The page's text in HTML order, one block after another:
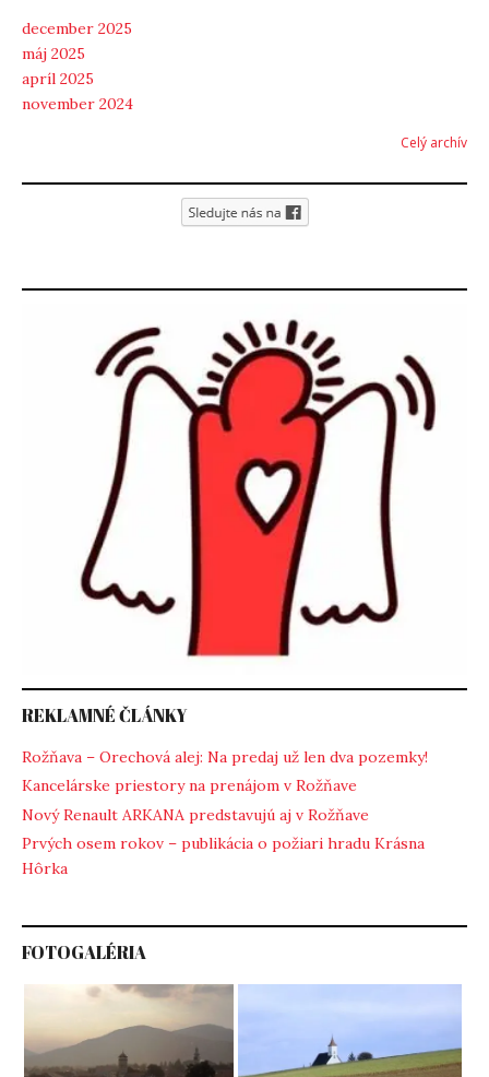
december 2025
máj 2025
apríl 2025
november 2024
Celý archív
REKLAMNÉ ČLÁNKY
Rožňava – Orechová alej: Na predaj už len dva pozemky!
Kancelárske priestory na prenájom v Rožňave
Nový Renault ARKANA predstavujú aj v Rožňave
Prvých osem rokov – publikácia o požiari hradu Krásna
Hôrka
FOTOGALÉRIA